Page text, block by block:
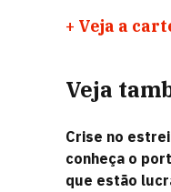
+ Veja a
Veja
Crise no
conheça o
que estão